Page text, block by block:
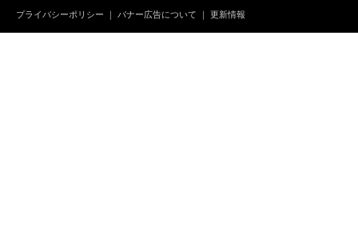
プライバシーポリシー ｜ バナー広告について ｜ 更新情報